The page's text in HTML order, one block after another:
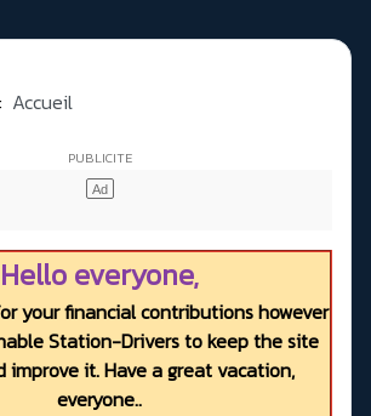
Accueil
Hello everyone,
your financial contributions however
Station-Drivers to keep the site
improve it. Have a great vacation,
everyone..